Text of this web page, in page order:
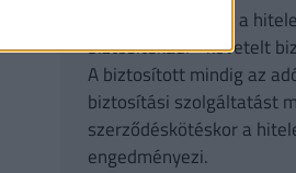
a hitelintézet vagy a
biztosítékául - követelt
A biztosított mindig az
biztosítási szolgáltatást
szerződéskötéskor a
engedményezi.